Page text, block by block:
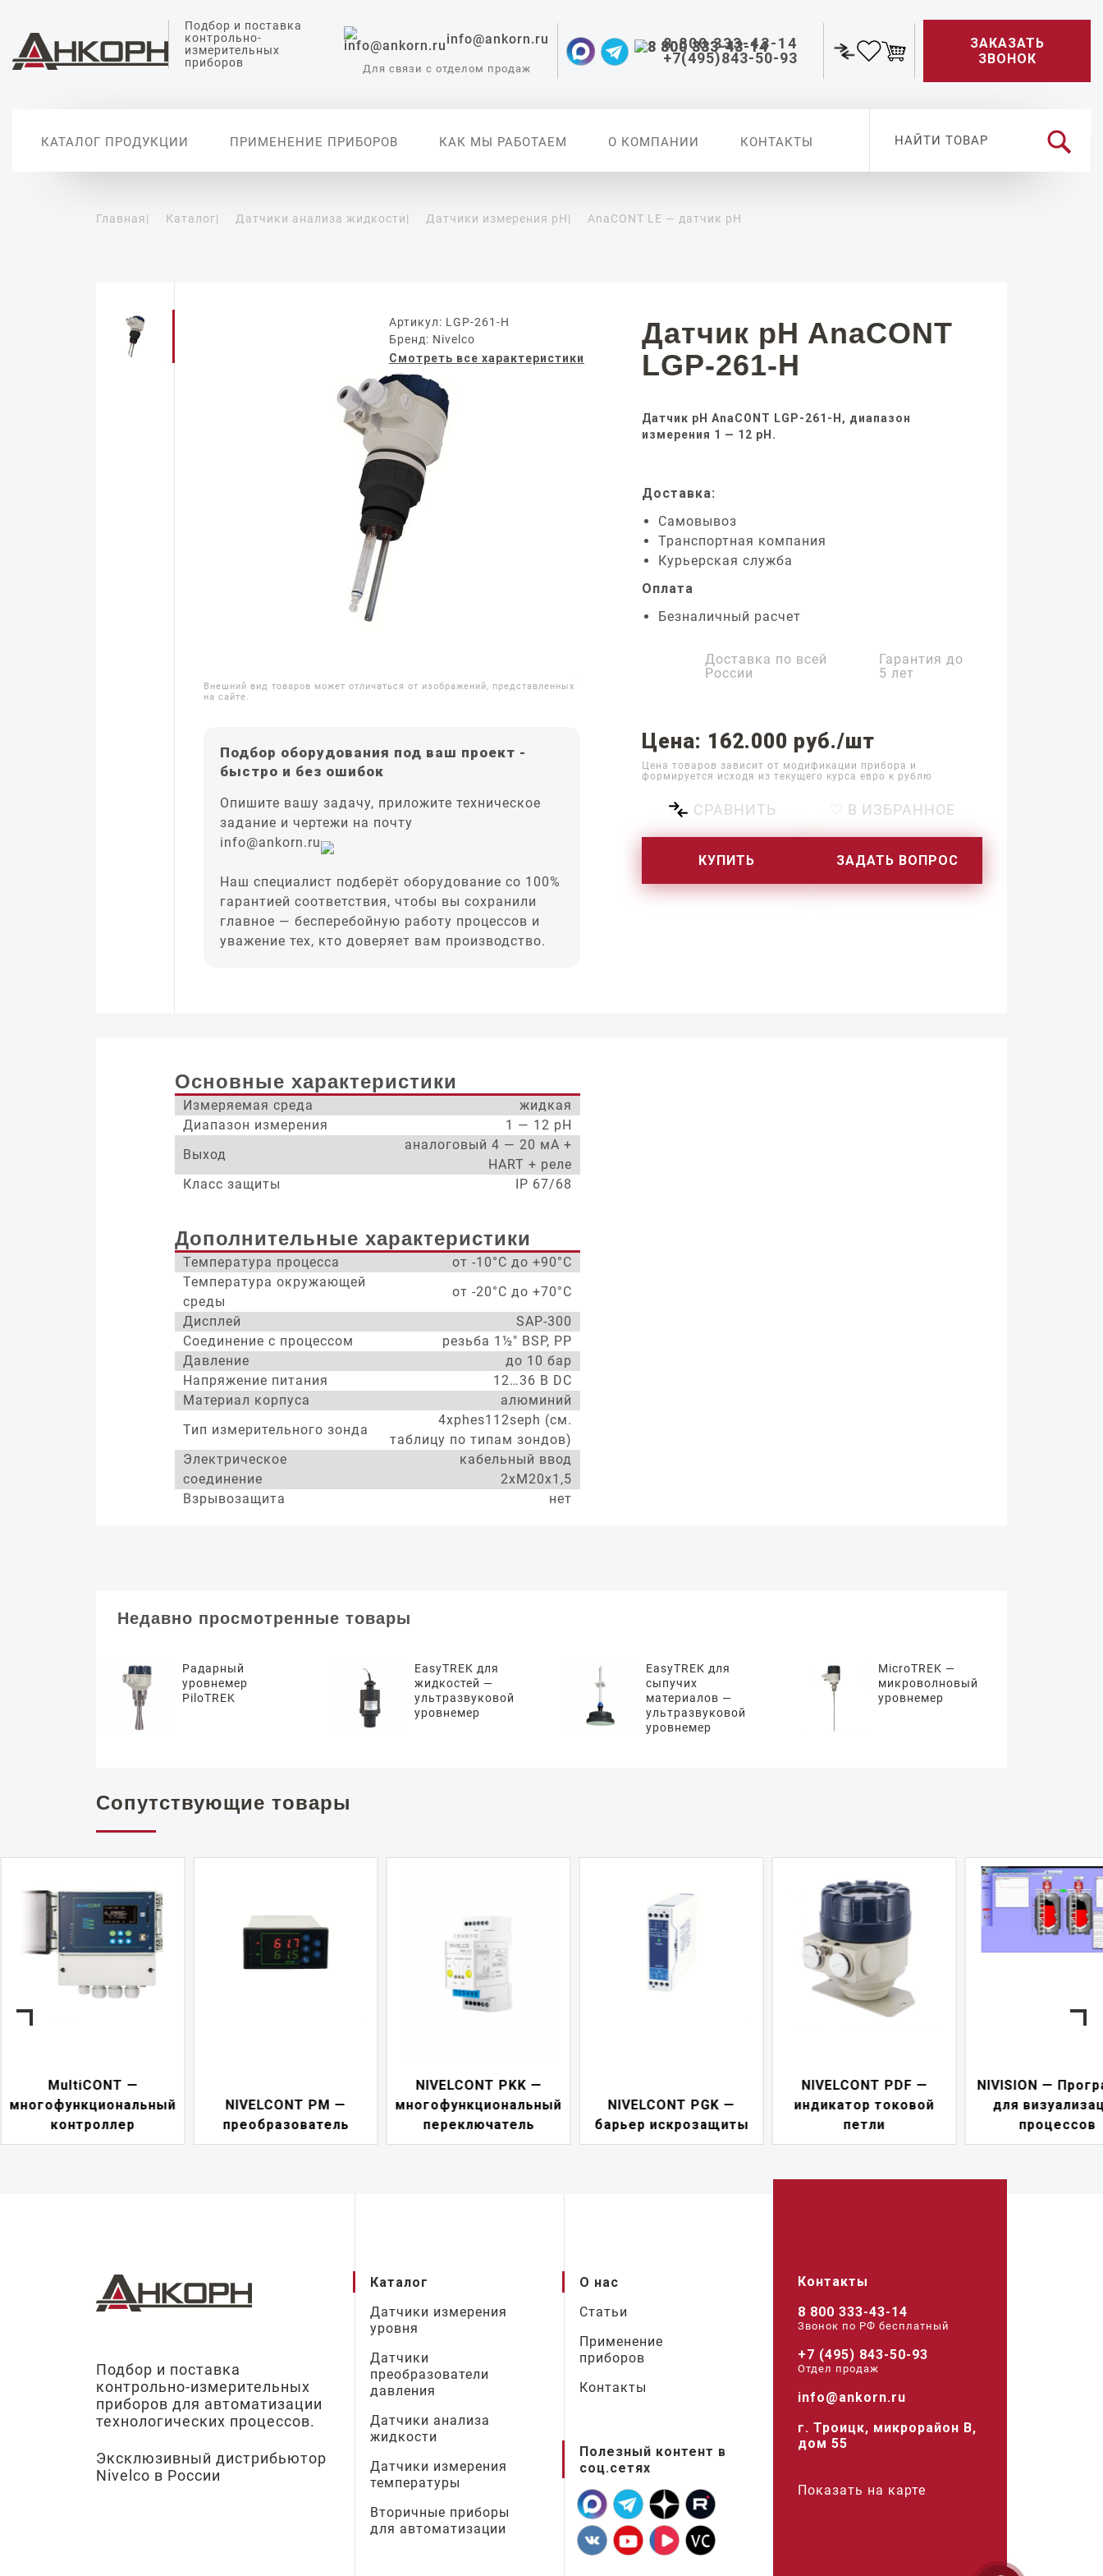
Подбор и поставка
контрольно-
измерительных
приборов
info@ankorn.ru
Для связи с отделом продаж
8 800 333-43-14
+7(495)843-50-93
ЗАКАЗАТЬ
ЗВОНОК
КАТАЛОГ ПРОДУКЦИИ ПРИМЕНЕНИЕ ПРИБОРОВ КАК МЫ РАБОТАЕМ О КОМПАНИИ КОНТАКТЫ
Главная| Каталог| Датчики анализа жидкости| Датчики измерения pH| AnaCONT LE — датчик pH
Артикул: LGP-261-H
Бренд: Nivelco
Смотреть все характеристики
Внешний вид товаров может отличаться от изображений, представленных
на сайте.
Подбор оборудования под ваш проект -
быстро и без ошибок
Опишите вашу задачу, приложите техническое
задание и чертежи на почту
info@ankorn.ru
Наш специалист подберёт оборудование со 100%
гарантией соответствия, чтобы вы сохранили
главное — бесперебойную работу процессов и
уважение тех, кто доверяет вам производство.
Датчик pH AnaCONT
LGP-261-H
Датчик pH AnaCONT LGP-261-H, диапазон
измерения 1 — 12 pH.
Доставка:
Самовывоз
Транспортная компания
Курьерская служба
Оплата
Безналичный расчет
Доставка по всей
России
Гарантия до
5 лет
Цена: 162.000 руб./шт
Цена товаров зависит от модификации прибора и
формируется исходя из текущего курса евро к рублю
СРАВНИТЬ ♡ В ИЗБРАННОЕ
КУПИТЬ ЗАДАТЬ ВОПРОС
Основные характеристики
Измеряемая среда
жидкая
Диапазон измерения
1 — 12 pH
Выход
аналоговый 4 — 20 мА +
HART + реле
Класс защиты
IP 67/68
Дополнительные характеристики
Температура процесса
от -10°С до +90°С
Температура окружающей
среды
от -20°С до +70°С
Дисплей
SAP-300
Соединение с процессом
резьба 1½" BSP, PP
Давление
до 10 бар
Напряжение питания
12…36 В DC
Материал корпуса
алюминий
Тип измерительного зонда
4xphes112seph (см.
таблицу по типам зондов)
Электрическое
соединение
кабельный ввод
2хМ20х1,5
Взрывозащита
нет
Недавно просмотренные товары
Радарный
уровнемер
PiloTREK
EasyTREK для
жидкостей —
ультразвуковой
уровнемер
EasyTREK для
сыпучих
материалов —
ультразвуковой
уровнемер
MicroTREK —
микроволновый
уровнемер
Сопутствующие товары
NIVELCONT PM —
преобразователь
многофункциональный
переключатель
NIVELCONT PGK —
барьер искрозащиты
индикатор токовой
петли
NIVISION — Программа
для визуализации
процессов
NIPOWER —
питания
Подбор и поставка
контрольно-измерительных
приборов для автоматизации
технологических процессов.
Эксклюзивный дистрибьютор
Nivelco в России
Каталог
Датчики измерения
уровня
Датчики
преобразователи
давления
Датчики анализа
жидкости
Датчики измерения
температуры
Вторичные приборы
для автоматизации
О нас
Статьи
Применение
приборов
Контакты
Полезный контент в
соц.сетях
Контакты
8 800 333-43-14
Звонок по РФ беcплатный
+7 (495) 843-50-93
Отдел продаж
info@ankorn.ru
г. Троицк, микрорайон В,
дом 55
Показать на карте